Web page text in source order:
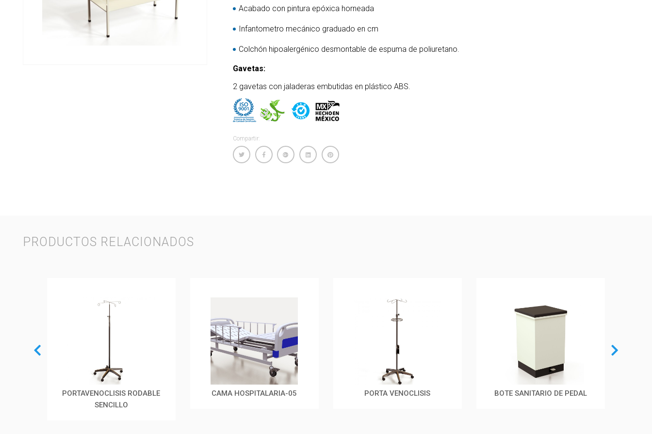
Acabado con pintura epóxica horneada
Infantometro mecánico graduado en cm
Colchón hipoalergénico desmontable de espuma de poliuretano.
Gavetas:
2 gavetas con jaladeras embutidas en plástico ABS.
Compartir:
PRODUCTOS RELACIONADOS
PORTAVENOCLISIS RODABLE
SENCILLO
CAMA HOSPITALARIA-05 PORTA VENOCLISIS BOTE SANITARIO DE PEDAL